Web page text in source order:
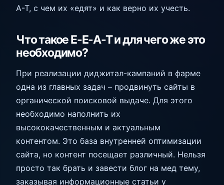
A-T, с чем их «едят» и как верно их учесть.
Что такое E-E-A-T и для чего же это
необходимо?
При реализации диджитал-кампаний в фарме
одна из главных задач – продвинуть сайты в
органической поисковой выдаче. Для этого
необходимо наполнить их
высококачественным и актуальным
контентом. Это база внутренней оптимизации
сайта, но контент посещает различный. Нельзя
просто так брать и завести блог на мед тему,
заказывая информационные статьи у